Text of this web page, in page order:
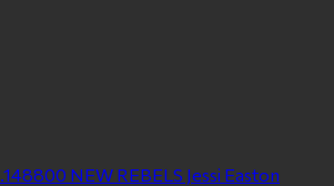
NEW REBELS Jessi Easton